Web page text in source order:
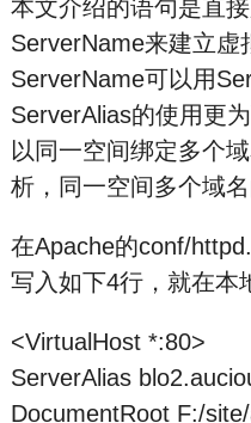
本文介绍的语句是直
ServerName来建立虚
ServerName可以用
ServerAlias的使用更
以同一空间绑定多个
析，同一空间多个域名
在Apache的conf/
写入如下4行，就在本
<VirtualHost *:80>
ServerAlias
DocumentRoot F:/